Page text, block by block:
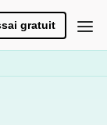
gratuit